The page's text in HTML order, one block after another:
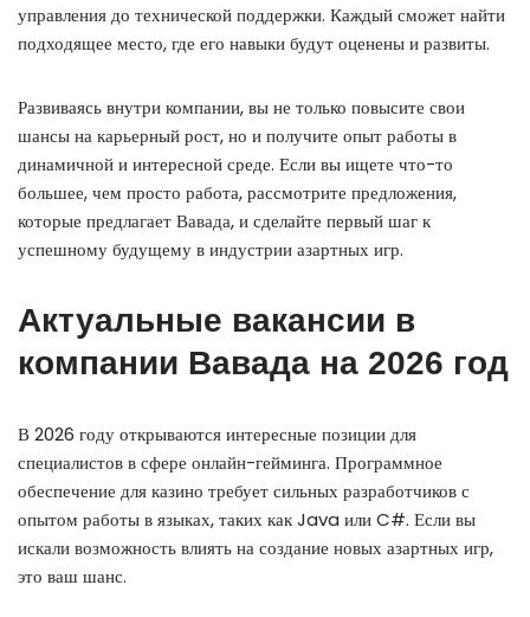
управления до технической поддержки. Каждый сможет найти
подходящее место, где его навыки будут оценены и развиты.
Развиваясь внутри компании, вы не только повысите свои
шансы на карьерный рост, но и получите опыт работы в
динамичной и интересной среде. Если вы ищете что-то
большее, чем просто работа, рассмотрите предложения,
которые предлагаетВавада, и сделайте первый шаг к
успешному будущему в индустрии азартных игр.
Актуальные вакансии в
компании Вавада на 2026 год
В 2026 году открываются интересные позиции для
специалистов в сфере онлайн-гейминга. Программное
обеспечение для казино требует сильных разработчиков с
опытом работы в языках, таких как Java или C#. Если вы
искали возможность влиять на создание новых азартных игр,
это ваш шанс.